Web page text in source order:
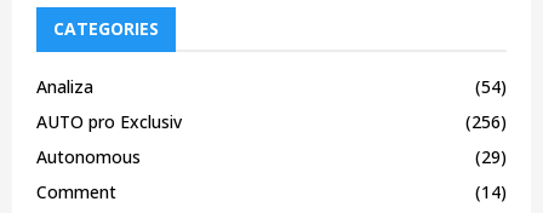
CATEGORIES
Analiza
(54)
AUTO pro Exclusiv
(256)
Autonomous
(29)
Comment
(14)